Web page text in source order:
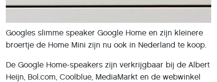
Googles slimme speaker Google Home en zijn kleinere
broertje de Home Mini zijn nu ook in Nederland te koop.
De Google Home-speakers zijn verkrijgbaar bij de Albert
Heijn, Bol.com, Coolblue, MediaMarkt en de webwinkel